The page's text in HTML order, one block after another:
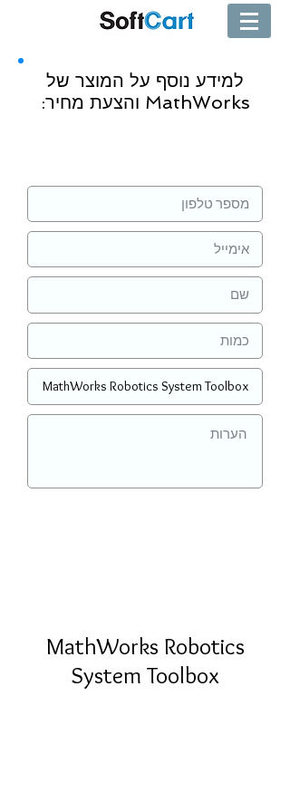
למידע נוסף על המוצר של
MathWorks והצעת מחיר:
MathWorks Robotics
System Toolbox